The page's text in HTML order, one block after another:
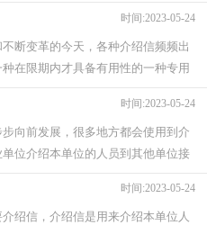
时间:2023-05-24
断变革的今天，各种介绍信频频出
在限期内才具备有用性的一种专用
时间:2023-05-24
向前发展，很多地方都会使用到介
位介绍本单位的人员到其他单位接
时间:2023-05-24
绍信，介绍信是用来介绍本单位人